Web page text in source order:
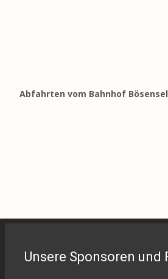
Abfahrten vom Bahnhof
Unsere Sponsoren und